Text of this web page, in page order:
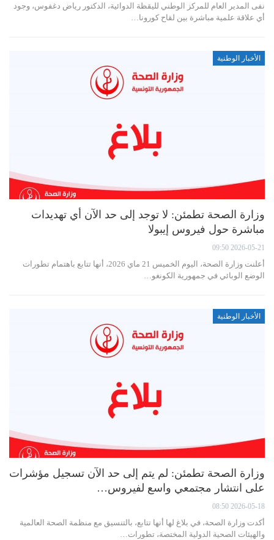
نفى المدير العام للمركز الوطني لليقظة الدوائية، الدكتور رياض دغفوس، وجود
أي علاقة علمية مباشرة بين لقاح كورونا…
الأخبار الوطنية
وزارة الصحة تطمئن: لا توجد إلى حد الآن أي تهديدات
مباشرة حول فيروس إيبولا
2026-05-21 09:50
أعلنت وزارة الصحة، اليوم الخميس 21 ماي 2026، أنها تتابع باهتمام تطورات
الوضع الوبائي في جمهورية الكونغو…
الأخبار الوطنية
وزارة الصحة تطمئن: لم يتم إلى حد الآن تسجيل مؤشرات
على انتشار مجتمعي واسع لفيروس…
2026-05-18 08:50
أكدت وزارة الصحة، في بلاغ لها أنها تتابع، بالتنسيق مع منظمة الصحة العالمية
والهيئات الصحية الدولية المختصة، تطورات…